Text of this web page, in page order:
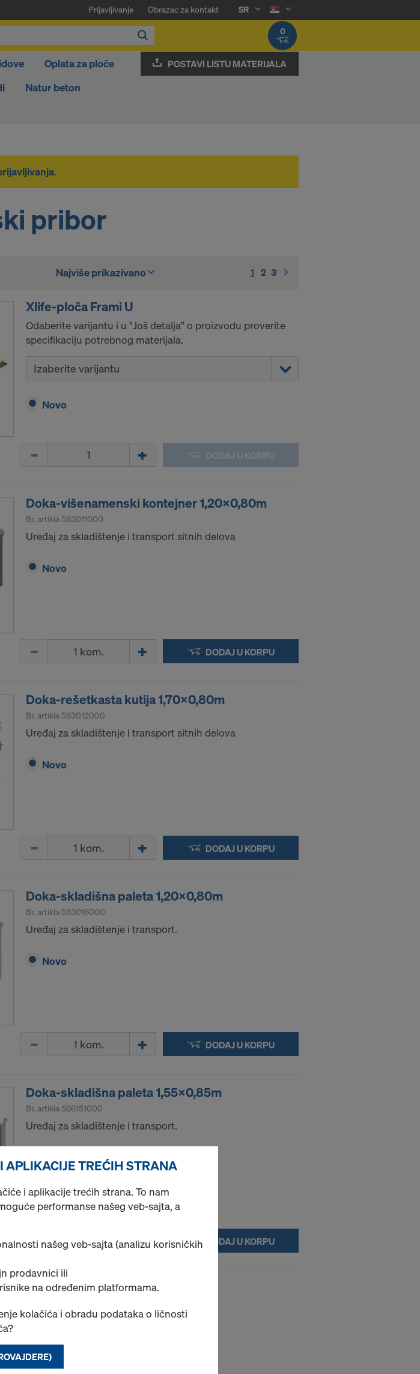
Prijavljivanje Obrazac za kontakt
SR
0
Oplata za ploče
Natur beton
POSTAVI LISTU MATERIJALA
.
pribor
Najviše prikazivano 1 (current)
2 3
Xlife-ploča Frami U
Odaberite varijantu i u "Još detalja" o proizvodu proverite
specifikaciju potrebnog materijala.
Izaberite varijantu
Novo
DODAJ U KORPU
Doka-višenamenski kontejner 1,20x0,80m
Br. artikla 583011000
Uređaj za skladištenje i transport sitnih delova
Novo
DODAJ U KORPU
Doka-rešetkasta kutija 1,70x0,80m
Br. artikla 583012000
Uređaj za skladištenje i transport sitnih delova
Novo
DODAJ U KORPU
Doka-skladišna paleta 1,20x0,80m
Br. artikla 583016000
Uređaj za skladištenje i transport.
Novo
DODAJ U KORPU
Doka-skladišna paleta 1,55x0,85m
Br. artikla 586151000
Uređaj za skladištenje i transport.
DODAJ U KORPU
Lepljiva PVC traka 50mm 33m
Koristi se uz Zaptivnu traku KS.
Novo
APLIKACIJE TREĆIH STRANA
i aplikacije trećih strana. To nam
performanse našeg veb-sajta, a
našeg veb-sajta (analizu korisničkih
prodavnici ili
na određenim platformama.
kolačića i obradu podataka o ličnosti